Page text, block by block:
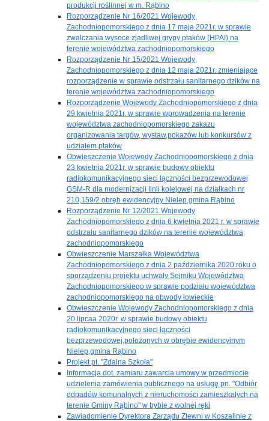
produkcji roślinnej w m. Rąbino
Rozporządzenie Nr 16/2021 Wojewody
Zachodniopomorskiego z dnia 17 maja 2021r. w sprawie
zwalczania wysoce zjadliwej grypy ptaków (HPAI) na
terenie województwa zachodniopomorskiego
Rozporządzenie Nr 15/2021 Wojewody
Zachodniopomorskiego z dnia 12 maja 2021r. zmieniające
rozporządzenie w sprawie odstrzału sanitarnego dzików na
terenie województwa zachodniopomorskiego
Rozporządzenie Wojewody Zachodniopomorskiego z dnia
29 kwietnia 2021r. w sprawie wprowadzenia na terenie
województwa zachodniopomorskiego zakazu
organizowania targów, wystaw,pokazów lub konkursów z
udziałem ptaków
Obwieszczenie Wojewody Zachodniopomorskiego z dnia
23 kwietnia 2021r. w sprawie budowy obiektu
radiokomunikacyjnego sieci łączności bezprzewodowej
GSM-R dla modernizacji linii kolejowej na działkach nr
210,159/2 obręb ewidencyjny Nielep,gmina Rąbino
Rozporządzenie Nr 12/2021 Wojewody
Zachodniopomorskiego z dnia 6 kwietnia 2021 r. w sprawie
odstrzału sanitarnego dzików na terenie województwa
zachodniopomorskiego
Obwieszczenie Marszałka Województwa
Zachodniopomorskiego z dnia 2 października 2020 roku o
sporządzeniu projektu uchwały Sejmiku Województwa
Zachodniopomorskiego w sprawie podziału województwa
zachodniopomorskiego na obwody łowieckie
Obwieszczenie Wojewody Zachodniopomorskiego z dnia
20 lipcaa 2020r. w sprawie budowy obiektu
radiokomunikacyjnego sieci łączności
bezprzewodowej,położonych w obrębie ewidencyjnym
Nielep,gmina Rąbino
Projekt pt. "Zdalna Szkoła"
Informacja dot. zamiaru zawarcia umowy w przedmiocie
udzielenia zamówienia publicznego na usługę pn. "Odbiór
odpadów komunalnych z nieruchomości zamieszkałych na
terenie Gminy Rąbino" w trybie z wolnej ręki
Zawiadomienie Dyrektora Zarządu Zlewni w Koszalinie z